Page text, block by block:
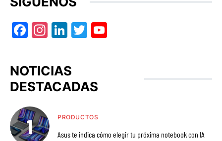
Facebook
Instagram
LinkedIn
Twitter
NOTICIAS
DESTACADAS
PRODUCTOS
Asus te indica cómo elegir tu próxima notebook con IA